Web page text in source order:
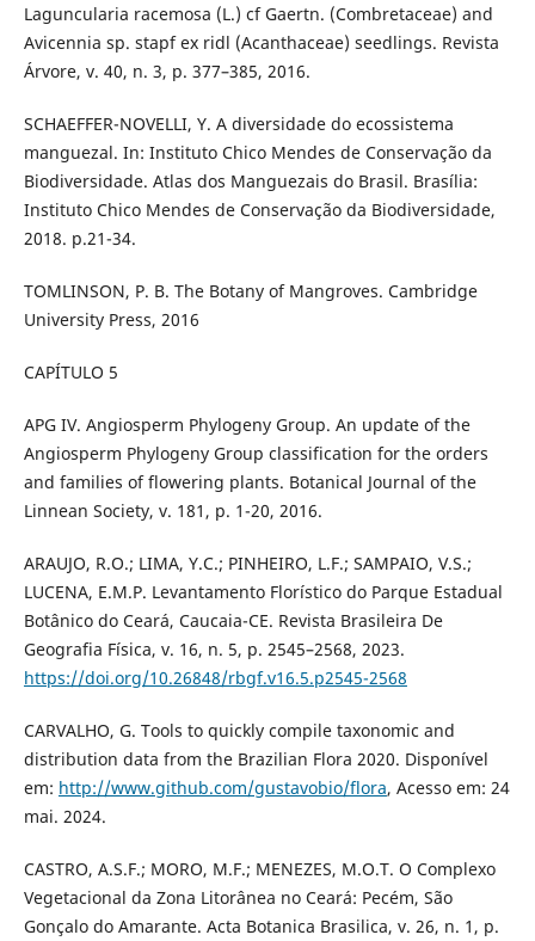
Laguncularia racemosa (L.) cf Gaertn. (Combretaceae) and
Avicennia sp. stapf ex ridl (Acanthaceae) seedlings. Revista
Árvore, v. 40, n. 3, p. 377–385, 2016.
SCHAEFFER-NOVELLI, Y. A diversidade do ecossistema
manguezal. In: Instituto Chico Mendes de Conservação da
Biodiversidade. Atlas dos Manguezais do Brasil. Brasília:
Instituto Chico Mendes de Conservação da Biodiversidade,
2018. p.21-34.
TOMLINSON, P. B. The Botany of Mangroves. Cambridge
University Press, 2016
CAPÍTULO 5
APG IV. Angiosperm Phylogeny Group. An update of the
Angiosperm Phylogeny Group classification for the orders
and families of flowering plants. Botanical Journal of the
Linnean Society, v. 181, p. 1-20, 2016.
ARAUJO, R.O.; LIMA, Y.C.; PINHEIRO, L.F.; SAMPAIO, V.S.;
LUCENA, E.M.P. Levantamento Florístico do Parque Estadual
Botânico do Ceará, Caucaia-CE. Revista Brasileira De
Geografia Física, v. 16, n. 5, p. 2545–2568, 2023.
https://doi.org/10.26848/rbgf.v16.5.p2545-2568
CARVALHO, G. Tools to quickly compile taxonomic and
distribution data from the Brazilian Flora 2020. Disponível
em: http://www.github.com/gustavobio/flora, Acesso em: 24
mai. 2024.
CASTRO, A.S.F.; MORO, M.F.; MENEZES, M.O.T. O Complexo
Vegetacional da Zona Litorânea no Ceará: Pecém, São
Gonçalo do Amarante. Acta Botanica Brasilica, v. 26, n. 1, p.